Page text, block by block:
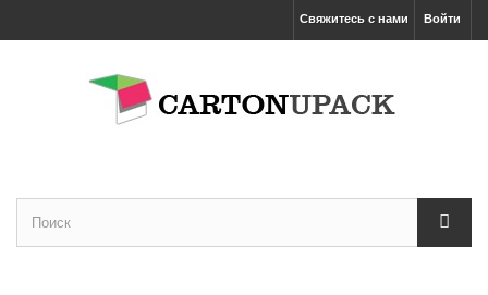
Войти
Свяжитесь с нами